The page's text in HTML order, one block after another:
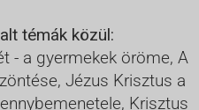
témák közül:
- a gyermekek öröme, A
Jézus Krisztus a
Krisztus